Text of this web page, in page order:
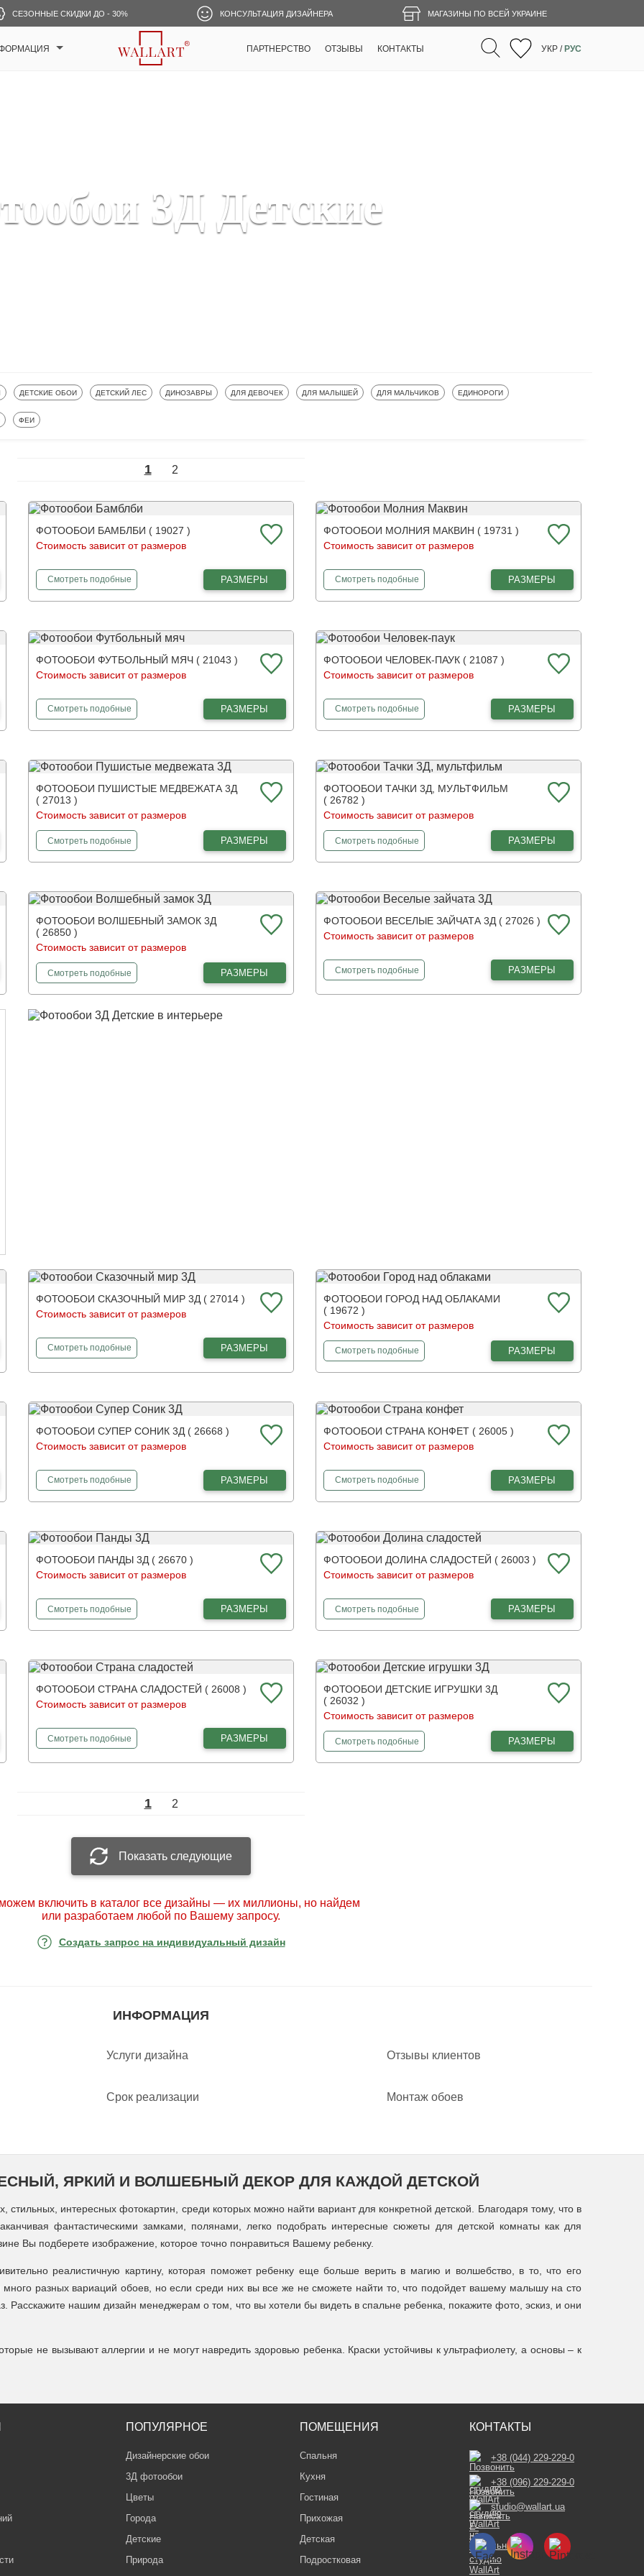
СЕЗОННЫЕ СКИДКИ ДО - 30% КОНСУЛЬТАЦИЯ ДИЗАЙНЕРА МАГАЗИНЫ ПО ВСЕЙ УКРАИНЕ
ПАРТНЕРСТВО ОТЗЫВЫ КОНТАКТЫ УКР / РУС
3Д Детские
ФОТООБОИ
ДЕТСКИЕ ОБОИ ФОТООБОИ
ДЕТСКИЙ ЛЕС ФОТООБОИ
ДИНОЗАВРЫ ФОТООБОИ
ДЛЯ ДЕВОЧЕК ФОТООБОИ
ДЛЯ МАЛЫШЕЙ ФОТООБОИ
ДЛЯ МАЛЬЧИКОВ ФОТООБОИ
ЕДИНОРОГИ
ФОТООБОИ
ФЕИ
1 2
ФОТООБОИ БАМБЛБИ ( 19027 )
Стоимость зависит от размеров
Смотретьфотообои
подобныеБамблби РАЗМЕРЫ
ФОТООБОИ МОЛНИЯ МАКВИН ( 19731 )
Стоимость зависит от размеров
Смотретьфотообои
подобныеМолния Маквин РАЗМЕРЫ
ФОТООБОИ ФУТБОЛЬНЫЙ МЯЧ ( 21043 )
Стоимость зависит от размеров
Смотретьфотообои
подобныеФутбольный мяч РАЗМЕРЫ
ФОТООБОИ ЧЕЛОВЕК-ПАУК ( 21087 )
Стоимость зависит от размеров
Смотретьфотообои
подобныеЧеловек-паук РАЗМЕРЫ
ФОТООБОИ ПУШИСТЫЕ МЕДВЕЖАТА 3Д
( 27013 )
Стоимость зависит от размеров
Смотретьфотообои
подобныеПушистые медвежата 3ДРАЗМЕРЫ
ФОТООБОИ ТАЧКИ 3Д, МУЛЬТФИЛЬМ
( 26782 )
Стоимость зависит от размеров
Смотретьфотообои
подобныеТачки 3Д, мультфильм РАЗМЕРЫ
ФОТООБОИ ВОЛШЕБНЫЙ ЗАМОК 3Д
( 26850 )
Стоимость зависит от размеров
Смотретьфотообои
подобныеВолшебный замок 3Д РАЗМЕРЫ
ФОТООБОИ ВЕСЕЛЫЕ ЗАЙЧАТА 3Д ( 27026 )
Стоимость зависит от размеров
Смотретьфотообои
подобныеВеселые зайчата 3Д РАЗМЕРЫ
ФОТООБОИ СКАЗОЧНЫЙ МИР 3Д ( 27014 )
Стоимость зависит от размеров
Смотретьфотообои
подобныеСказочный мир 3Д РАЗМЕРЫ
ФОТООБОИ ГОРОД НАД ОБЛАКАМИ
( 19672 )
Стоимость зависит от размеров
Смотретьфотообои
подобныеГород над облаками РАЗМЕРЫ
ФОТООБОИ СУПЕР СОНИК 3Д ( 26668 )
Стоимость зависит от размеров
Смотретьфотообои
подобныеСупер Соник 3Д РАЗМЕРЫ
ФОТООБОИ СТРАНА КОНФЕТ ( 26005 )
Стоимость зависит от размеров
Смотретьфотообои
подобныеСтрана конфет РАЗМЕРЫ
ФОТООБОИ ПАНДЫ 3Д ( 26670 )
Стоимость зависит от размеров
Смотретьфотообои
подобныеПанды 3Д РАЗМЕРЫ
ФОТООБОИ ДОЛИНА СЛАДОСТЕЙ ( 26003 )
Стоимость зависит от размеров
Смотретьфотообои
подобныеДолина сладостей РАЗМЕРЫ
ФОТООБОИ СТРАНА СЛАДОСТЕЙ ( 26008 )
Стоимость зависит от размеров
Смотретьфотообои
подобныеСтрана сладостей РАЗМЕРЫ
ФОТООБОИ ДЕТСКИЕ ИГРУШКИ 3Д
( 26032 )
Стоимость зависит от размеров
Смотретьфотообои
подобныеДетские игрушки 3Д РАЗМЕРЫ
1 2
Показать следующие
включить в каталог все дизайны — их миллионы, но найдем
или разработаем любой по Вашему запросу.
Создать запрос на индивидуальный дизайн
ИНФОРМАЦИЯ
Услуги дизайна Отзывы клиентов
Срок реализации Монтаж обоев
ЯРКИЙ И ВОЛШЕБНЫЙ ДЕКОР ДЛЯ КАЖДОЙ ДЕТСКОЙ
интересных фотокартин, среди которых можно найти вариант для конкретной детской. Благодаря тому, что в
фантастическими замками, полянами, легко подобрать интересные сюжеты для детской комнаты как для
Вы подберете изображение, которое точно понравиться Вашему ребенку.
реалистичную картину, которая поможет ребенку еще больше верить в магию и волшебство, в то, что его
разных вариаций обоев, но если среди них вы все же не сможете найти то, что подойдет вашему малышу на сто
Расскажите нашим дизайн менеджерам о том, что вы хотели бы видеть в спальне ребенка, покажите фото, эскиз, и они
не вызывают аллергии и не могут навредить здоровью ребенка. Краски устойчивы к ультрафиолету, а основы – к
ПОПУЛЯРНОЕ
Дизайнерские обои
3Д фотообои
Цветы
Города
Детские
Природа
ПОМЕЩЕНИЯ
Спальня
Кухня
Гостиная
Прихожая
Детская
Подростковая
КОНТАКТЫ
+38 (044) 229-229-0
+38 (096) 229-229-0
studio@wallart.ua